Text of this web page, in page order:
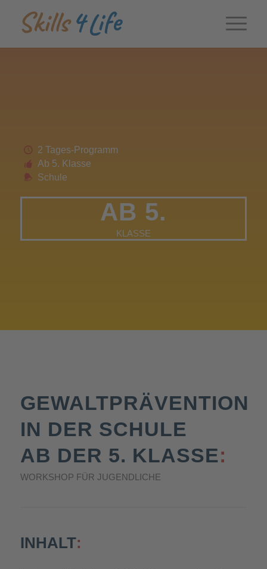
2 Tages-Programm
Ab 5. Klasse
Schule
AB 5.
KLASSE
GEWALTPRÄVENTION
IN DER SCHULE
AB DER 5. KLASSE:
WORKSHOP FÜR JUGENDLICHE
INHALT: